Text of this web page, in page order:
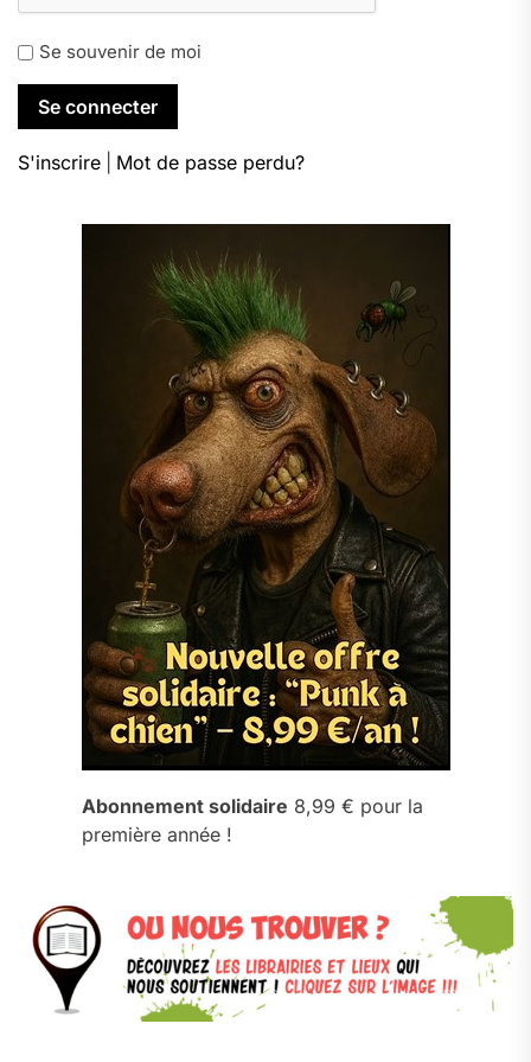
Se souvenir de moi
S'inscrire Mot de passe perdu?
Abonnement solidaire 8,99 € pour la
première année !